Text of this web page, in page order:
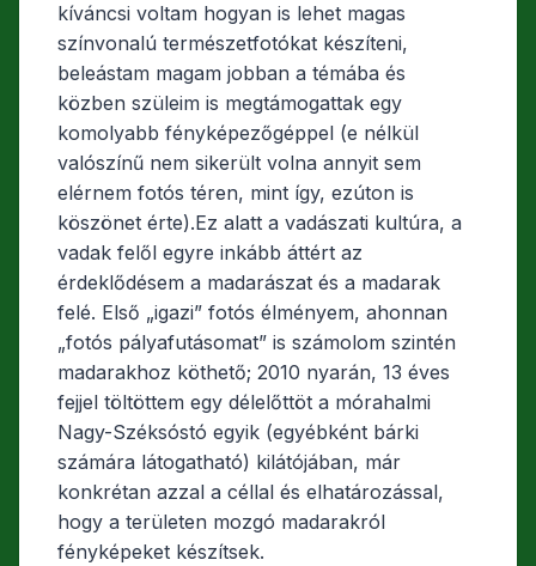
kíváncsi voltam hogyan is lehet magas
színvonalú természetfotókat készíteni,
beleástam magam jobban a témába és
közben szüleim is megtámogattak egy
komolyabb fényképezőgéppel (e nélkül
valószínű nem sikerült volna annyit sem
elérnem fotós téren, mint így, ezúton is
köszönet érte).Ez alatt a vadászati kultúra, a
vadak felől egyre inkább áttért az
érdeklődésem a madarászat és a madarak
felé. Első „igazi” fotós élményem, ahonnan
„fotós pályafutásomat” is számolom szintén
madarakhoz köthető; 2010 nyarán, 13 éves
fejjel töltöttem egy délelőttöt a mórahalmi
Nagy-Széksóstó egyik (egyébként bárki
számára látogatható) kilátójában, már
konkrétan azzal a céllal és elhatározással,
hogy a területen mozgó madarakról
fényképeket készítsek.